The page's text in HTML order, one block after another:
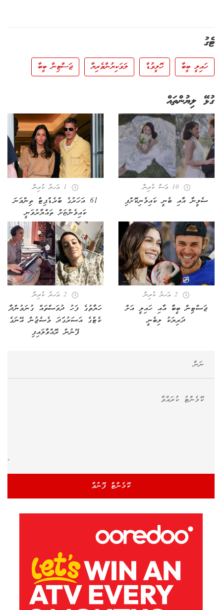
ޓެގު
ހައިލީ ބީބާ ހޮލީވުޑް ލަވަކިޔުންތެރިޔާ ޖަސްޓިން ބީބާ
ގުޅޭ ލިޔުންތައް
10 މަސް ކުރިން
ސެލީނާ އާއި ބެނީ ކައިވެނިކޮށްފި
1 އަހރު ކުރިން
61 އަހަރުގެ ބްރެޑްޕިޓް ތިންވަނަ
ކައިވެންޏަށް ތައްޔާރުވަނީ‏
2 އަހރު ކުރިން
ޖަސްޓިން ބީބާ އާއި ހައިލީ އަށް
ދަރިޔަކު ލިބެނީ
2 އަހރު ކުރިން
​ހަޔާތުގެ ފަހު ދުވަސްތައް ގުނަމުންދާ
ކެޓްގެ އަސަރުގަަދަ މެސެޖުން އޭނަގެ
ފޭނުން ރޮއްވާލައިފި